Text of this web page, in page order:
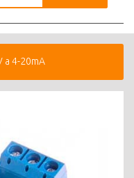
a 4-20mA